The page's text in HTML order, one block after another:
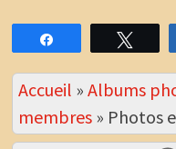
Accueil » Albums
membres» Photos